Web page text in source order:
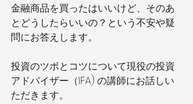
金融商品を買ったはいいけど、そのあ
とどうしたらいいの？という不安や疑
問にお答えします。
投資のツボとコツについて現役の投資
アドバイザー（IFA) の講師にお話しい
ただきます。